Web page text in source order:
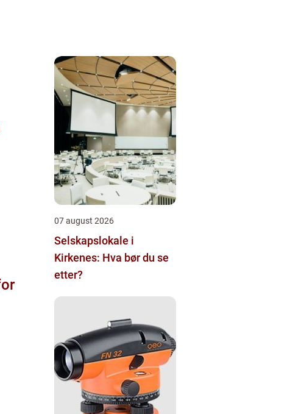
07 august 2026
Selskapslokale i
Kirkenes: Hva bør du se
etter?